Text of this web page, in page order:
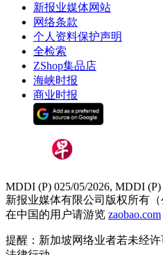
新报业媒体网站
网络条款
个人资料保护声明
全检索
ZShop集品店
海峡时报
商业时报
MDDI (P) 025/05/2026, MDDI (P)
新报业媒体有限公司版权所有（
在中国的用户请游览 zaobao.com
提醒：新加坡网络业者若未经